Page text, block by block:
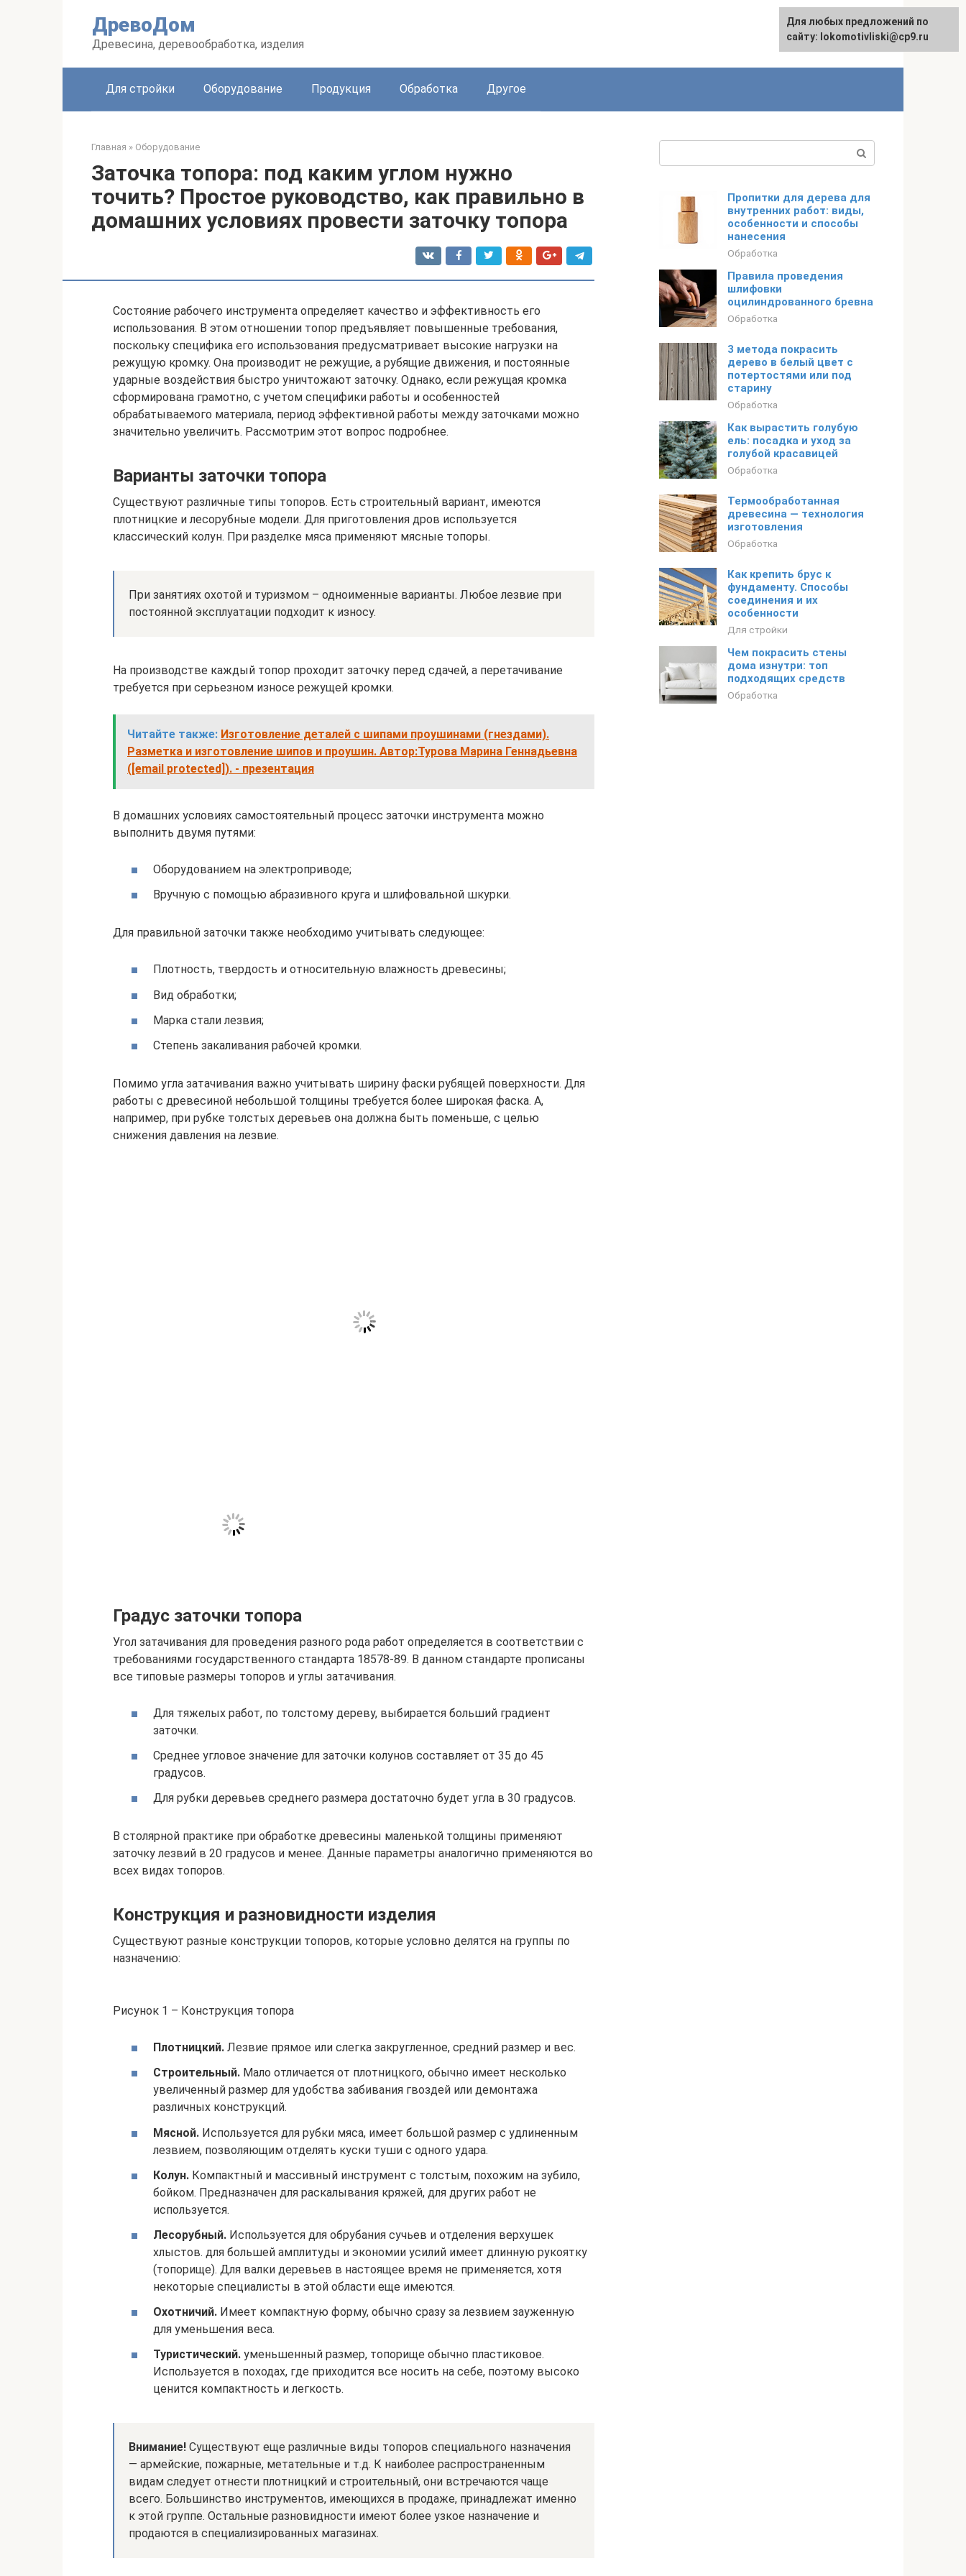
ДревоДом
Древесина, деревообработка, изделия
English
Для стройки Оборудование Продукция Обработка Другое
Главная » Оборудование
Заточка топора: под каким углом нужно
точить? Простое руководство, как правильно в
домашних условиях провести заточку топора
Состояние рабочего инструмента определяет качество и эффективность его
использования. В этом отношении топор предъявляет повышенные требования,
поскольку специфика его использования предусматривает высокие нагрузки на
режущую кромку. Она производит не режущие, а рубящие движения, и постоянные
ударные воздействия быстро уничтожают заточку. Однако, если режущая кромка
сформирована грамотно, с учетом специфики работы и особенностей
обрабатываемого материала, период эффективной работы между заточками можно
значительно увеличить. Рассмотрим этот вопрос подробнее.
Варианты заточки топора
Существуют различные типы топоров. Есть строительный вариант, имеются
плотницкие и лесорубные модели. Для приготовления дров используется
классический колун. При разделке мяса применяют мясные топоры.
При занятиях охотой и туризмом – одноименные варианты. Любое лезвие при
постоянной эксплуатации подходит к износу.
На производстве каждый топор проходит заточку перед сдачей, а перетачивание
требуется при серьезном износе режущей кромки.
Читайте также: Изготовление деталей с шипами проушинами (гнездами).
Разметка и изготовление шипов и проушин. Автор:Турова Марина Геннадьевна
([email protected]). - презентация
В домашних условиях самостоятельный процесс заточки инструмента можно
выполнить двумя путями:
Оборудованием на электроприводе;
Вручную с помощью абразивного круга и шлифовальной шкурки.
Для правильной заточки также необходимо учитывать следующее:
Плотность, твердость и относительную влажность древесины;
Вид обработки;
Марка стали лезвия;
Степень закаливания рабочей кромки.
Помимо угла затачивания важно учитывать ширину фаски рубящей поверхности. Для
работы с древесиной небольшой толщины требуется более широкая фаска. А,
например, при рубке толстых деревьев она должна быть поменьше, с целью
снижения давления на лезвие.
Градус заточки топора
Угол затачивания для проведения разного рода работ определяется в соответствии с
требованиями государственного стандарта 18578-89. В данном стандарте прописаны
все типовые размеры топоров и углы затачивания.
Для тяжелых работ, по толстому дереву, выбирается больший градиент
заточки.
Среднее угловое значение для заточки колунов составляет от 35 до 45
градусов.
Для рубки деревьев среднего размера достаточно будет угла в 30 градусов.
В столярной практике при обработке древесины маленькой толщины применяют
заточку лезвий в 20 градусов и менее. Данные параметры аналогично применяются во
всех видах топоров.
Конструкция и разновидности изделия
Существуют разные конструкции топоров, которые условно делятся на группы по
назначению:
Рисунок 1 – Конструкция топора
Плотницкий. Лезвие прямое или слегка закругленное, средний размер и вес.
Строительный. Мало отличается от плотницкого, обычно имеет несколько
увеличенный размер для удобства забивания гвоздей или демонтажа
различных конструкций.
Мясной. Используется для рубки мяса, имеет большой размер с удлиненным
лезвием, позволяющим отделять куски туши с одного удара.
Колун. Компактный и массивный инструмент с толстым, похожим на зубило,
бойком. Предназначен для раскалывания кряжей, для других работ не
используется.
Лесорубный. Используется для обрубания сучьев и отделения верхушек
хлыстов. для большей амплитуды и экономии усилий имеет длинную рукоятку
(топорище). Для валки деревьев в настоящее время не применяется, хотя
некоторые специалисты в этой области еще имеются.
Охотничий. Имеет компактную форму, обычно сразу за лезвием зауженную
для уменьшения веса.
Туристический. уменьшенный размер, топорище обычно пластиковое.
Используется в походах, где приходится все носить на себе, поэтому высоко
ценится компактность и легкость.
Внимание! Существуют еще различные виды топоров специального назначения
— армейские, пожарные, метательные и т.д. К наиболее распространенным
видам следует отнести плотницкий и строительный, они встречаются чаще
всего. Большинство инструментов, имеющихся в продаже, принадлежат именно
к этой группе. Остальные разновидности имеют более узкое назначение и
продаются в специализированных магазинах.
Пропитки для дерева для
внутренних работ: виды,
особенности и способы
нанесения
Обработка
Правила проведения
шлифовки
оцилиндрованного бревна
Обработка
3 метода покрасить
дерево в белый цвет с
потертостями или под
старину
Обработка
Как вырастить голубую
ель: посадка и уход за
голубой красавицей
Обработка
Термообработанная
древесина — технология
изготовления
Обработка
Как крепить брус к
фундаменту. Способы
соединения и их
особенности
Для стройки
Чем покрасить стены
дома изнутри: топ
подходящих средств
Обработка
Для любых предложений по
сайту: lokomotivliski@cp9.ru